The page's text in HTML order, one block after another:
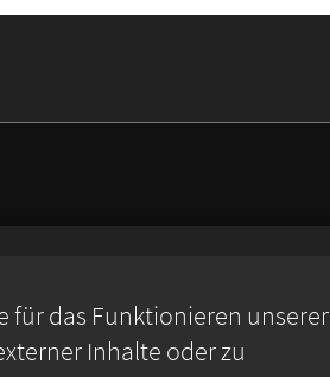
für das Funktionieren unserer
Inhalte oder zu